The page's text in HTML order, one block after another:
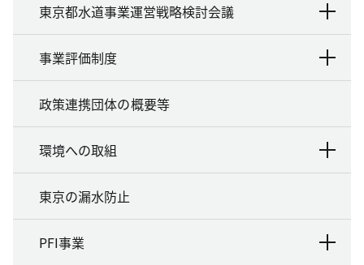
東京都水道事業運営戦略検討会議
事業評価制度
政策連携団体の概要等
環境への取組
東京の漏水防止
PFI事業